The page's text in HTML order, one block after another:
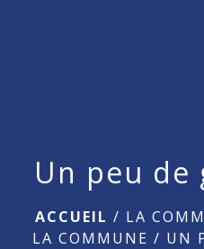
Un peu de
ACCUEIL / LA
LA COMMUNE / UN